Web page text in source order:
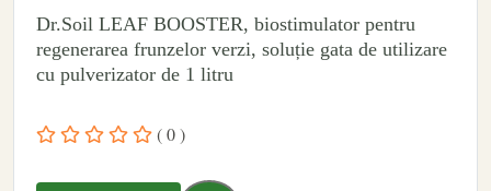
Dr.Soil LEAF BOOSTER, biostimulator pentru
regenerarea frunzelor verzi, soluție gata de utilizare
cu pulverizator de 1 litru
( 0 )